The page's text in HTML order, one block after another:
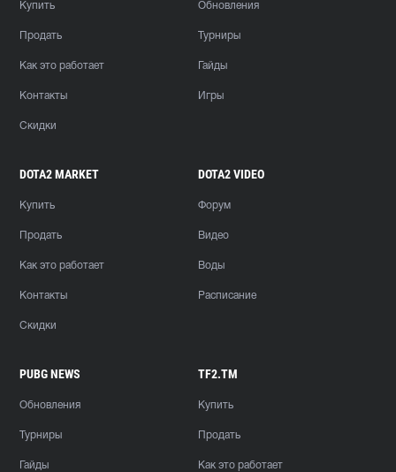
Купить
Продать
Как это работает
Контакты
Скидки
Обновления
Турниры
Гайды
Игры
DOTA2 MARKET
Купить
Продать
Как это работает
Контакты
Скидки
DOTA2 VIDEO
Форум
Видео
Воды
Расписание
PUBG NEWS
Обновления
Турниры
Гайды
TF2.TM
Купить
Продать
Как это работает